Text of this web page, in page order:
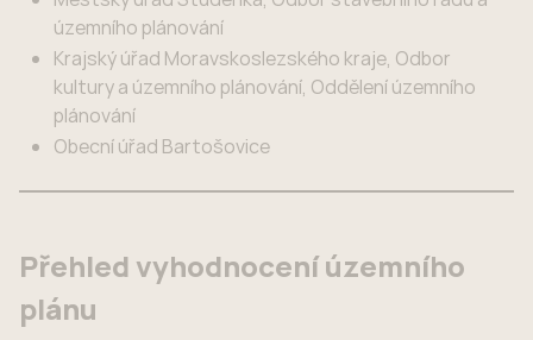
územního plánování
Krajský úřad Moravskoslezského kraje, Odbor
kultury a územního plánování, Oddělení územního
plánování
Obecní úřad Bartošovice
Přehled vyhodnocení územního
plánu